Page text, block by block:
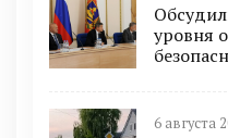
уровня
6 августа